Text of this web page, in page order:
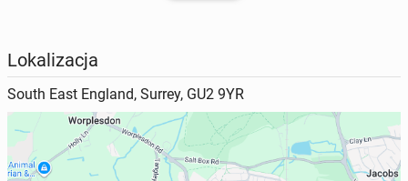
✅ Terminowe wynagrodzenie.
✅ Przyjazną atmosferę pracy.
Wymagania:
Lokalizacja
South East England, Surrey, GU2 9YR